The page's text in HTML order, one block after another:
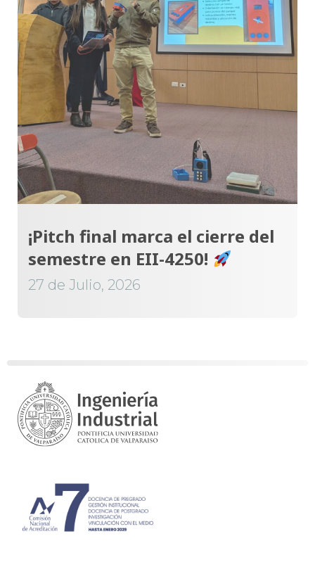
¡Pitch final marca el cierre del
semestre en EII-4250!
27 de Julio, 2026